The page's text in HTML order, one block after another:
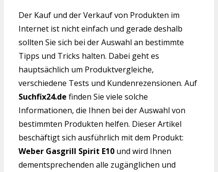
Der Kauf und der Verkauf von Produkten im
Internet ist nicht einfach und gerade deshalb
sollten Sie sich bei der Auswahl an bestimmte
Tipps und Tricks halten. Dabei geht es
hauptsächlich um Produktvergleiche,
verschiedene Tests und Kundenrezensionen. Auf
Suchfix24.de finden Sie viele solche
Informationen, die Ihnen bei der Auswahl von
bestimmten Produkten helfen. Dieser Artikel
beschäftigt sich ausführlich mit dem Produkt:
Weber Gasgrill Spirit E10 und wird Ihnen
dementsprechenden alle zugänglichen und